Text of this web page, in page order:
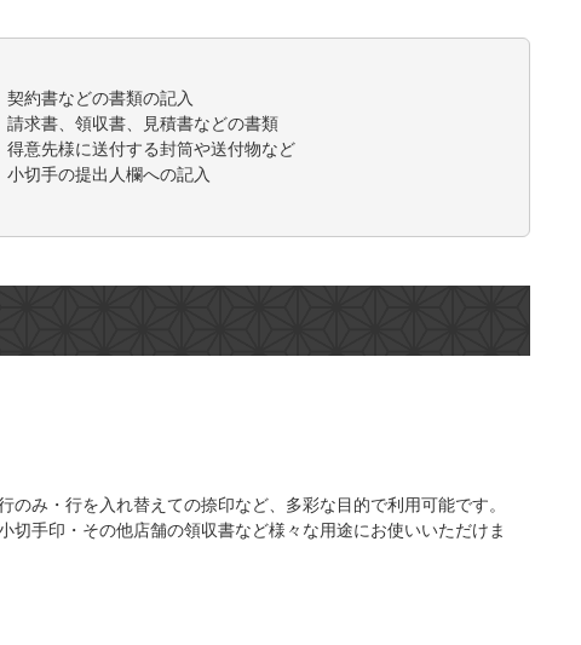
契約書などの書類の記入
請求書、領収書、見積書などの書類
得意先様に送付する封筒や送付物など
小切手の提出人欄への記入
のみ・行を入れ替えての捺印など、多彩な目的で利用可能です。
切手印・その他店舗の領収書など様々な用途にお使いいただけま